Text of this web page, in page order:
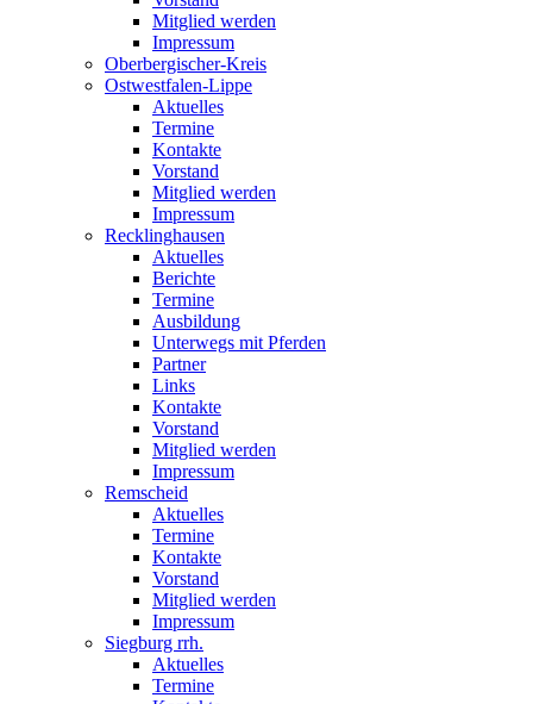
Mitglied werden
Impressum
Oberbergischer-Kreis
Ostwestfalen-Lippe
Aktuelles
Termine
Kontakte
Vorstand
Mitglied werden
Impressum
Recklinghausen
Aktuelles
Berichte
Termine
Ausbildung
Unterwegs mit Pferden
Partner
Links
Kontakte
Vorstand
Mitglied werden
Impressum
Remscheid
Aktuelles
Termine
Kontakte
Vorstand
Mitglied werden
Impressum
Siegburg rrh.
Aktuelles
Termine